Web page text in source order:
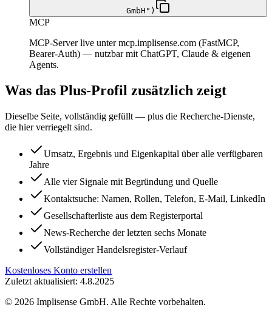
GmbH")
MCP
MCP-Server live unter mcp.implisense.com (FastMCP,
Bearer-Auth) — nutzbar mit ChatGPT, Claude & eigenen
Agents.
Was das Plus-Profil zusätzlich zeigt
Dieselbe Seite, vollständig gefüllt — plus die Recherche-Dienste,
die hier verriegelt sind.
Umsatz, Ergebnis und Eigenkapital über alle verfügbaren
Jahre
Alle vier Signale mit Begründung und Quelle
Kontaktsuche: Namen, Rollen, Telefon, E-Mail, LinkedIn
Gesellschafterliste aus dem Registerportal
News-Recherche der letzten sechs Monate
Vollständiger Handelsregister-Verlauf
Kostenloses Konto erstellen
Zuletzt aktualisiert: 4.8.2025
© 2026 Implisense GmbH. Alle Rechte vorbehalten.